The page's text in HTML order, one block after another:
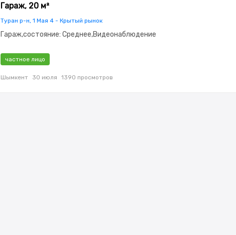
Гараж, 20 м²
Туран р-н, 1 Мая 4 - Крытый рынок
Гараж,состояние: Среднее,Видеонаблюдение
частное лицо
Шымкент 30 июля 1390 просмотров